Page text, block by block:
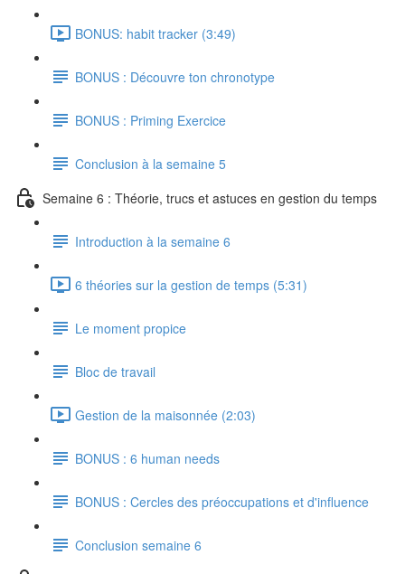
BONUS: habit tracker (3:49)
BONUS : Découvre ton chronotype
BONUS : Priming Exercice
Conclusion à la semaine 5
Semaine 6 : Théorie, trucs et astuces en gestion du temps
Introduction à la semaine 6
6 théories sur la gestion de temps (5:31)
Le moment propice
Bloc de travail
Gestion de la maisonnée (2:03)
BONUS : 6 human needs
BONUS : Cercles des préoccupations et d'influence
Conclusion semaine 6